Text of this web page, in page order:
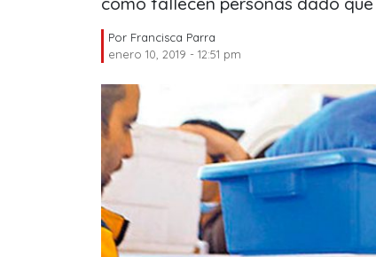
Por Francisca Parra
enero 10, 2019 - 12:51 pm